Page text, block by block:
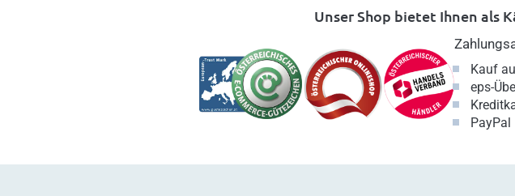
Unser Shop bietet Ihnen als
Kauf
eps-
PayPal